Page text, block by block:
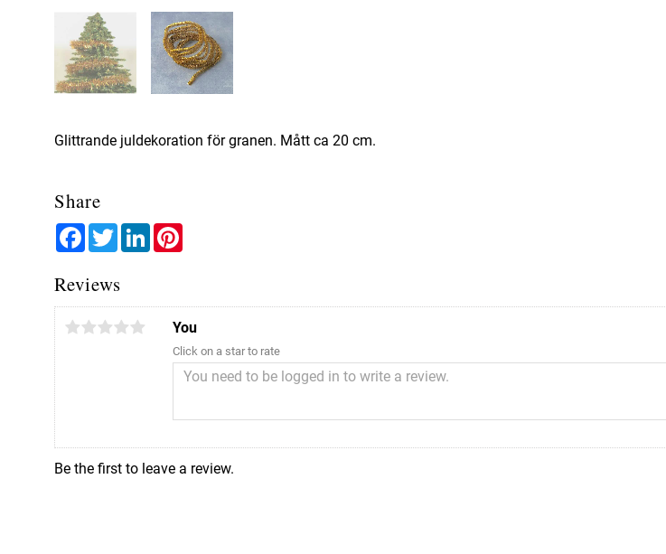
Glittrande juldekoration för granen. Mått ca 20 cm.
Share
FacebookTwitterLinkedIn
Reviews
You
Click on a star to rate
Be the first to leave a review.